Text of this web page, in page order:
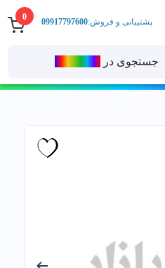
0
جستجوی در
پشتیبانی و فروش:09917797600